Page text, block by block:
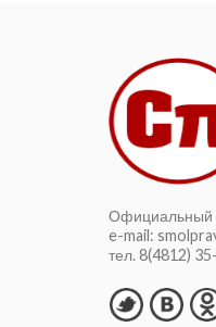
Официальный
e-mail:
тел. 8(4812)